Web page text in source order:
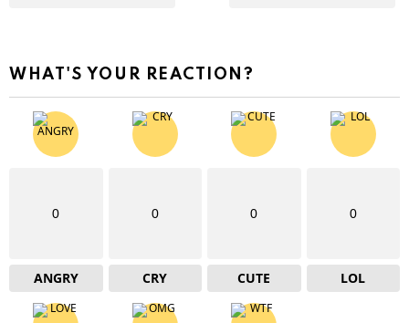
WHAT'S YOUR REACTION?
0
ANGRY
0
CRY
0
CUTE
0
LOL